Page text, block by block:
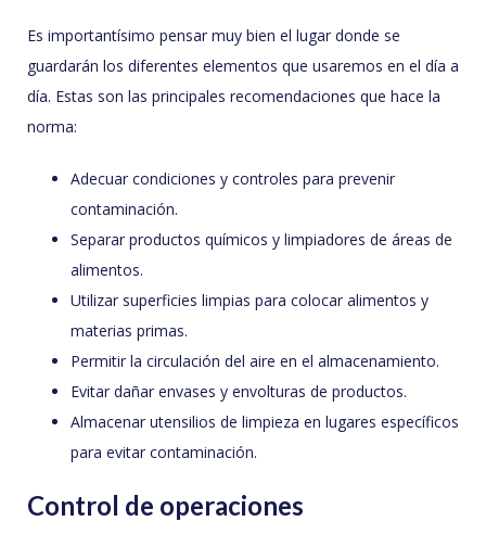
Es importantísimo pensar muy bien el lugar donde se
guardarán los diferentes elementos que usaremos en el día a
día. Estas son las principales recomendaciones que hace la
norma:
Adecuar condiciones y controles para prevenir
contaminación.
Separar productos químicos y limpiadores de áreas de
alimentos.
Utilizar superficies limpias para colocar alimentos y
materias primas.
Permitir la circulación del aire en el almacenamiento.
Evitar dañar envases y envolturas de productos.
Almacenar utensilios de limpieza en lugares específicos
para evitar contaminación.
Control de operaciones